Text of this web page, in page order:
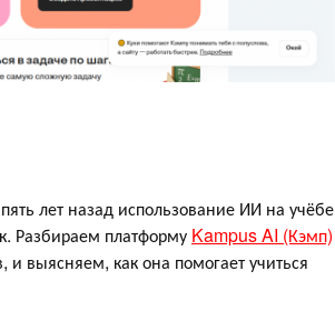
лет назад использование ИИ на учёбе
Разбираем платформу Kampus AI (Кэмп)
выясняем, как она помогает учиться